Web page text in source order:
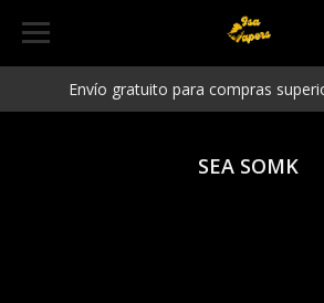
Envío gratuito para compras
SEA SOMK